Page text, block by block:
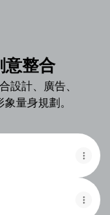
意整合
設計、廣告、
量身規劃。